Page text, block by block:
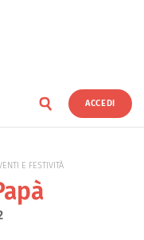
ACCEDI
E FESTIVITÀ